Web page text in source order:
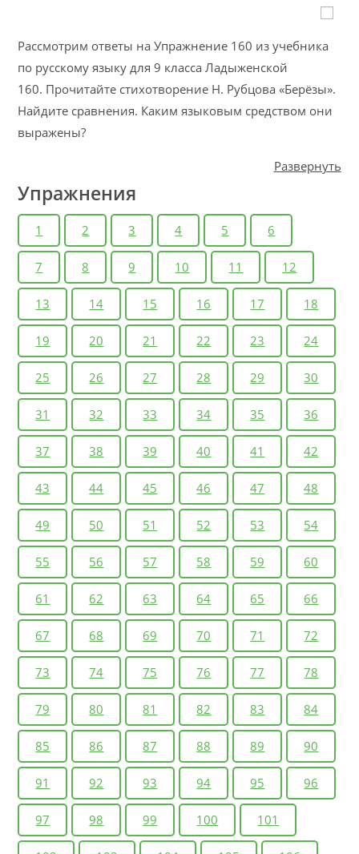
Развернуть
Рассмотрим ответы на Упражнение 160 из учебника
по русскому языку для 9 класса Ладыженской
160. Прочитайте стихотворение Н. Рубцова «Берёзы».
Найдите сравнения. Каким языковым средством они
выражены?
Упражнения
1 2 3 4 5 6
7 8 9 10 11 12
13 14 15 16 17 18
19 20 21 22 23 24
25 26 27 28 29 30
31 32 33 34 35 36
37 38 39 40 41 42
43 44 45 46 47 48
49 50 51 52 53 54
55 56 57 58 59 60
61 62 63 64 65 66
67 68 69 70 71 72
73 74 75 76 77 78
79 80 81 82 83 84
85 86 87 88 89 90
91 92 93 94 95 96
97 98 99 100 101